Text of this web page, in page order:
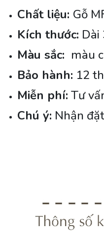
Chất liệu: Gỗ
Kích thước: Dài
Màu sắc: màu
Bảo hành: 12
Miễn phí: Tư
Chú ý: Nhận